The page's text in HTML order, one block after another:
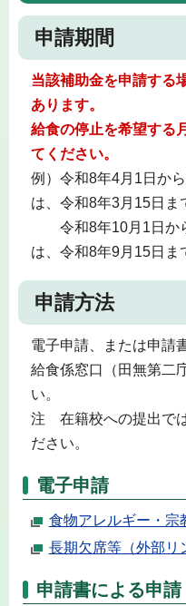
申請期間
当該補助金を申請する
あります。
給食の停止を希望する
てください。
例）令和8年4月1日か
は、令和8年3月15日ま
令和8年10月1日か
は、令和8年9月15日ま
申請方法
電子申請、または申請
給食係窓口（田無第二
い。
注 在籍校への提出で
ださい。
電子申請
食物アレルギー・宗
長期欠席等（外部リ
申請書による申請